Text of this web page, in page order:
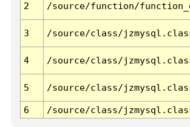
2 /source/function/
3 /source/class/
4 /source/class/
5 /source/class/
6 /source/class/